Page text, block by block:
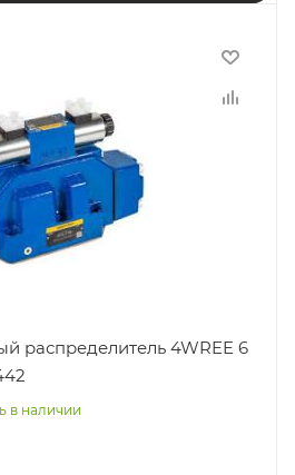
распределитель 4WREE 6
в наличии